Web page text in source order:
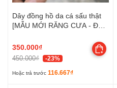
Dây đồng hồ da cá sấu thật
[MẪU MỚI RĂNG CƯA - ĐẸP
350.000₫
450.000₫ -23%
Hoặc trả trước 116.667₫